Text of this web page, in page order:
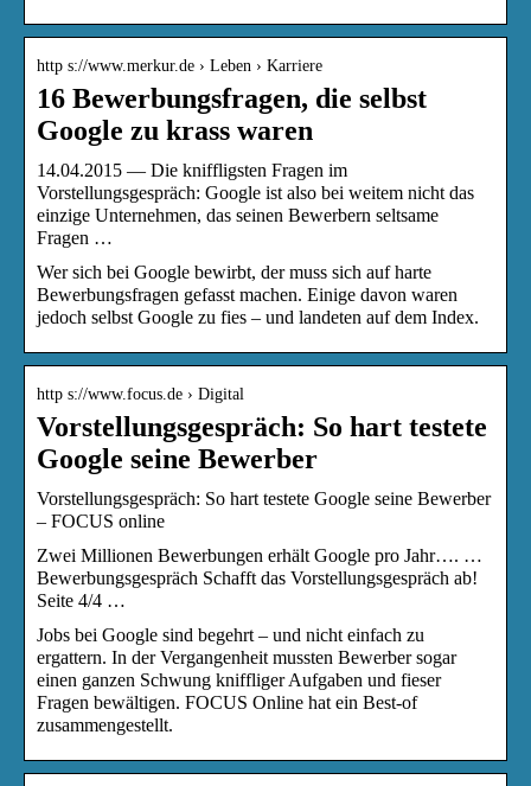
http s://www.merkur.de › Leben › Karriere
16 Bewerbungsfragen, die selbst
Google zu krass waren
14.04.2015 — Die kniffligsten Fragen im
Vorstellungsgespräch: Google ist also bei weitem nicht das
einzige Unternehmen, das seinen Bewerbern seltsame
Fragen …
Wer sich bei Google bewirbt, der muss sich auf harte
Bewerbungsfragen gefasst machen. Einige davon waren
jedoch selbst Google zu fies – und landeten auf dem Index.
http s://www.focus.de › Digital
Vorstellungsgespräch: So hart testete
Google seine Bewerber
Vorstellungsgespräch: So hart testete Google seine Bewerber
– FOCUS online
Zwei Millionen Bewerbungen erhält Google pro Jahr…. …
Bewerbungsgespräch Schafft das Vorstellungsgespräch ab!
Seite 4/4 …
Jobs bei Google sind begehrt – und nicht einfach zu
ergattern. In der Vergangenheit mussten Bewerber sogar
einen ganzen Schwung kniffliger Aufgaben und fieser
Fragen bewältigen. FOCUS Online hat ein Best-of
zusammengestellt.